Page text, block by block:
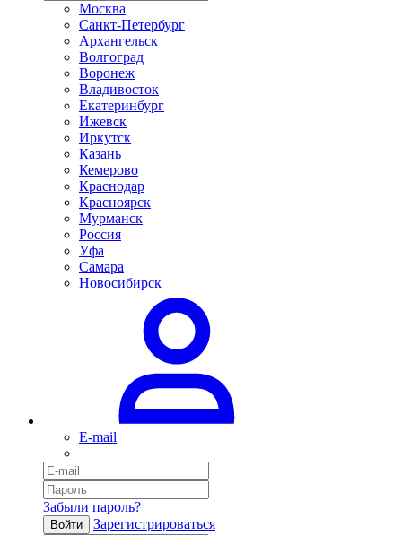
Москва
Санкт-Петербург
Архангельск
Волгоград
Воронеж
Владивосток
Екатеринбург
Ижевск
Иркутск
Казань
Кемерово
Краснодар
Красноярск
Мурманск
Россия
Уфа
Самара
Новосибирск
E-mail
Забыли пароль?
Войти Зарегистрироваться